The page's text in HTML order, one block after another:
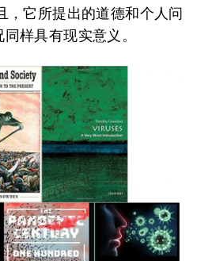
，它所提出的道德和个人问
样具有现实意义。